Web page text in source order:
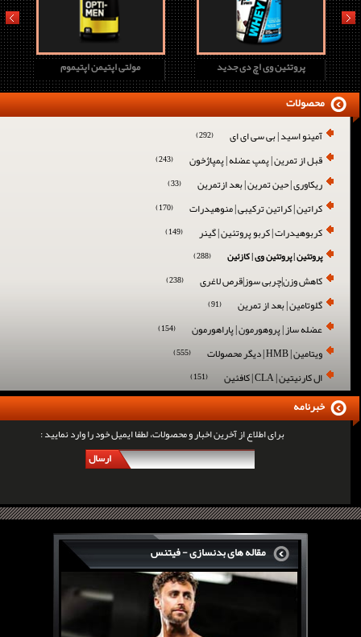
مولتی اپتیمن اپتیموم پروتئین وی اچ دی جدید
prev next
آمینو اسید | بی سی ای ای (292)
قبل از تمرین | پمپ عضله | پمپاژخون (243)
ریکاوری | حین تمرین | بعد ازتمرین (33)
کراتین | کراتین ترکیبی | منوهیدرات (170)
کربوهیدرات | کربو پروتئین | گینر (149)
پروتئین | پروتئین وی | کازئین (288)
کاهش وزن|چربی سوز|قرص لاغری (238)
گلوتامین | بعد از تمرین (91)
عضله ساز | پروهورمون | پاراهورمون (154)
ویتامین | HMB | دیگر محصولات (555)
ال کارنیتین | CLA | کافئین (151)
محصولات
برای اطلاع از آخرین اخبار و محصولات، لطفا ایمیل خود را وارد نمایید :
ارسال
خبرنامه
مقاله های بدنسازی - فیتنس
سرگی کنستانس چگونه بر روی بازو های فوق العاده...